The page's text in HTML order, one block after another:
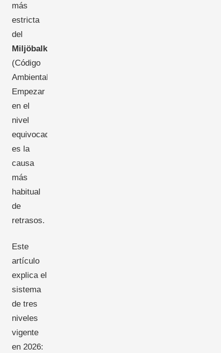
más
estricta
del
Miljöbalken
(Código
Ambiental).
Empezar
en el
nivel
equivocado
es la
causa
más
habitual
de
retrasos.
Este
artículo
explica el
sistema
de tres
niveles
vigente
en 2026: